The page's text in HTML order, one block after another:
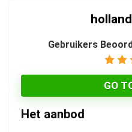
Gebruikers
GO
Het aanbod